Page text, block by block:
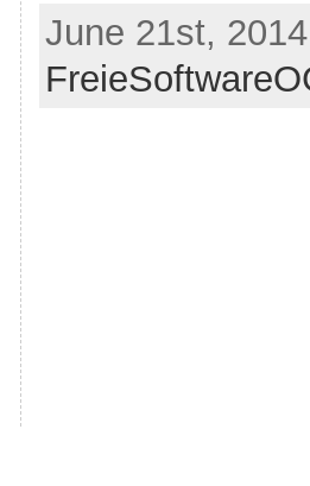
June 21st,